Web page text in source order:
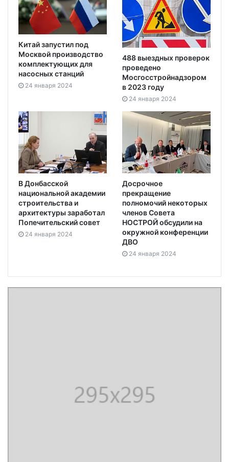
Китай запустил под
Москвой производство
комплектующих для
насосных станций
24 января 2024
488 выездных проверок
проведено
Мосгосстройнадзором
в 2023 году
24 января 2024
В Донбасской
национальной академии
строительства и
архитектуры заработал
Попечительский совет
24 января 2024
Досрочное
прекращение
полномочий некоторых
членов Совета
НОСТРОЙ обсудили на
окружной конференции
ДВО
24 января 2024